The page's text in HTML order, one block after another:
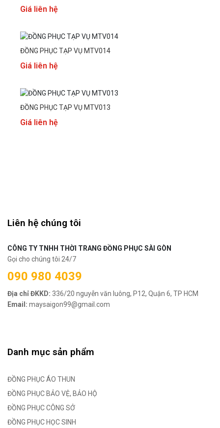
Giá liên hệ
ĐỒNG PHỤC TẠP VỤ MTV014
Giá liên hệ
ĐỒNG PHỤC TẠP VỤ MTV013
Giá liên hệ
Liên hệ chúng tôi
CÔNG TY TNHH THỜI TRANG ĐỒNG PHỤC SÀI GÒN
Gọi cho chúng tôi 24/7
090 980 4039
Địa chỉ ĐKKD: 336/20 nguyễn văn luông, P12, Quận 6, TP HCM
Email: maysaigon99@gmail.com
Danh mục sản phẩm
ĐỒNG PHỤC ÁO THUN
ĐỒNG PHỤC BẢO VỆ, BẢO HỘ
ĐỒNG PHỤC CÔNG SỞ
ĐỒNG PHỤC HỌC SINH